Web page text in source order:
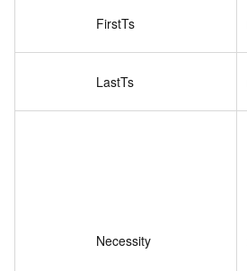
FirstTs
LastTs
Necessity